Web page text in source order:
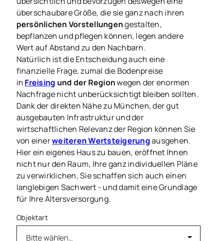
überschaubare Größe, die sie ganz nach ihren
persönlichen Vorstellungengestalten,
bepflanzen und pflegen können, legen andere
Wert auf Abstand zu den Nachbarn.
Natürlich ist die Entscheidung auch eine
finanzielle Frage, zumal die Bodenpreise
in Freising und der Regionwegen der enormen
Nachfrage nicht unberücksichtigt bleiben sollten.
Dank der direkten Nähe zu München, der gut
ausgebauten Infrastruktur und der
wirtschaftlichen Relevanz der Region können Sie
von einerweiteren Wertsteigerungausgehen.
Hier ein eigenes Haus zu bauen, eröffnet Ihnen
nicht nur den Raum, Ihre ganz individuellen Pläne
zu verwirklichen, Sie schaffen sich auch einen
langlebigen Sachwert - und damit eine Grundlage
für Ihre Altersversorgung.
Objektart